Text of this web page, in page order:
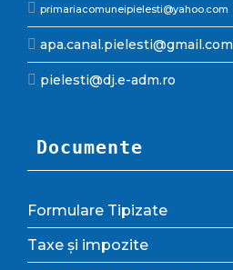
primariacomuneipielesti@yahoo.com
apa.canal.pielesti@gmail.com
pielesti@dj.e-adm.ro
Documente
Formulare Tipizate
Taxe și impozite